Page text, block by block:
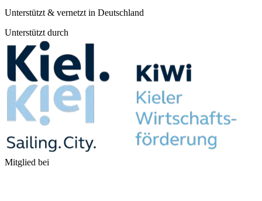
Unterstützt & vernetzt in Deutschland
Unterstützt durch
Mitglied bei